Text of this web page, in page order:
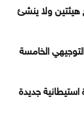
هيئتين ولا ينشئ
الخامسة
عطاء لبناء 627 وحدة استيطانية جديدة